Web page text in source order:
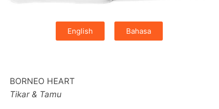
English Bahasa
BORNEO HEART
Tikar & Tamu